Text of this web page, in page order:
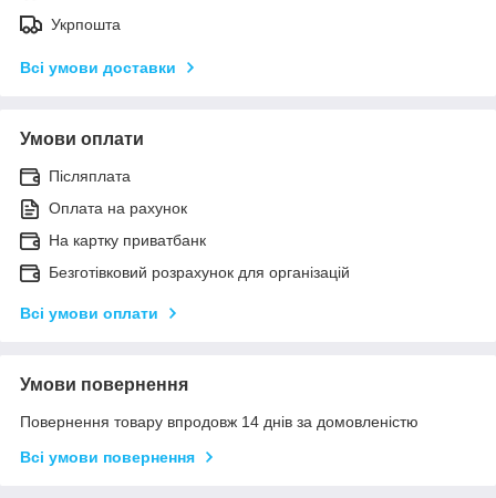
Укрпошта
Всі умови доставки
Умови оплати
Післяплата
Оплата на рахунок
На картку приватбанк
Безготівковий розрахунок для організацій
Всі умови оплати
Умови повернення
Повернення товару впродовж 14 днів за домовленістю
Всі умови повернення